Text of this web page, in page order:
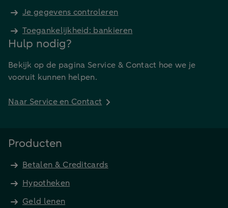
Je gegevens controleren
Toegankelijkheid: bankieren
Hulp nodig?
Bekijk op de pagina Service & Contact hoe we je
vooruit kunnen helpen.
Naar Service en Contact
Producten
Betalen & Creditcards
Hypotheken
Geld lenen